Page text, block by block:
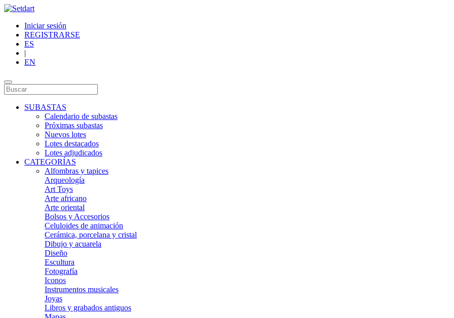
Iniciar sesión
REGISTRARSE
ES
|
EN
SUBASTAS
Calendario de subastas
Próximas subastas
Nuevos lotes
Lotes destacados
Lotes adjudicados
CATEGORÍAS
Alfombras y tapices
Arqueología
Art Toys
Arte africano
Arte oriental
Bolsos y Accesorios
Celuloides de animación
Cerámica, porcelana y cristal
Dibujo y acuarela
Diseño
Escultura
Fotografía
Iconos
Instrumentos musicales
Joyas
Libros y grabados antiguos